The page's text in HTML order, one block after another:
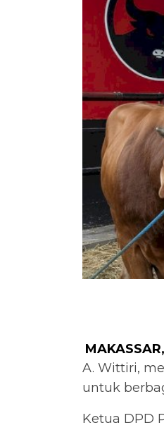
A. Wittiri,
untuk
Ketua DPD